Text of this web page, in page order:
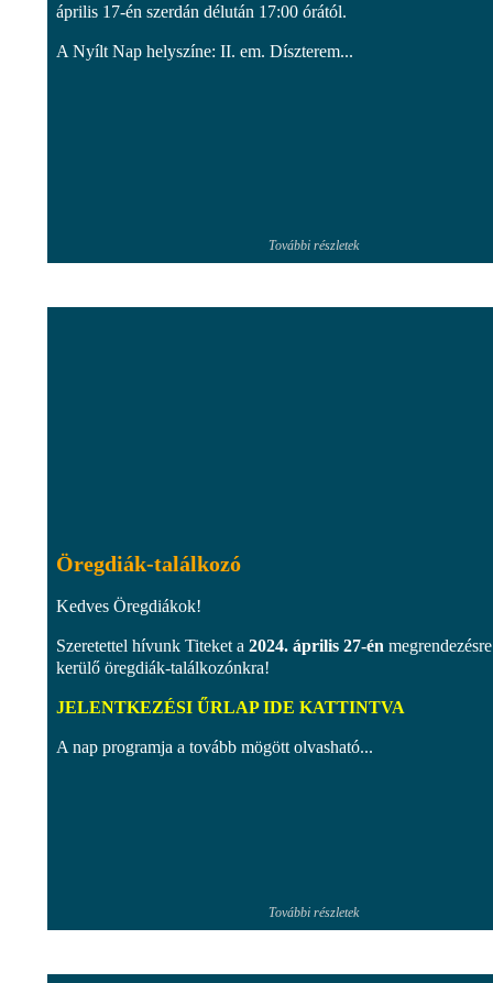
április 17-én szerdán délután 17:00 órától.
A Nyílt Nap helyszíne: II. em. Díszterem...
További részletek
Öregdiák-találkozó
Kedves Öregdiákok!
Szeretettel hívunk Titeket a 2024. április 27-én megrendezésre
kerülő öregdiák-találkozónkra!
JELENTKEZÉSI ŰRLAP IDE KATTINTVA
A nap programja a tovább mögött olvasható...
További részletek